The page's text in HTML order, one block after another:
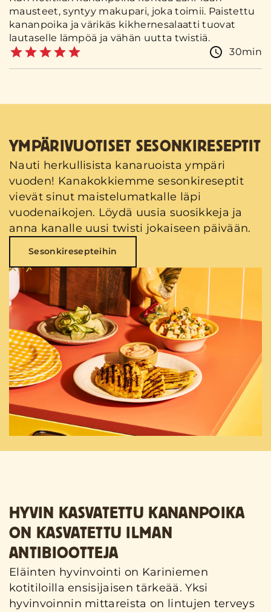
mausteet, syntyy makupari, joka toimii. Paistettu
kananpoika ja värikäs kikhernesalaatti tuovat
lautaselle lämpöä ja vähän uutta twistiä.
30min
YMPÄRIVUOTISET SESONKIRESEPTIT
Nauti herkullisista kanaruoista ympäri
vuoden! Kanakokkiemme sesonkireseptit
vievät sinut maistelumatkalle läpi
vuodenaikojen. Löydä uusia suosikkeja ja
anna kanalle uusi twisti jokaiseen päivään.
Sesonkiresepteihin
HYVIN KASVATETTU KANANPOIKA
ON KASVATETTU ILMAN
ANTIBIOOTTEJA
Eläinten hyvinvointi on Kariniemen
kotitiloilla ensisijaisen tärkeää. Yksi
hyvinvoinnin mittareista on lintujen terveys